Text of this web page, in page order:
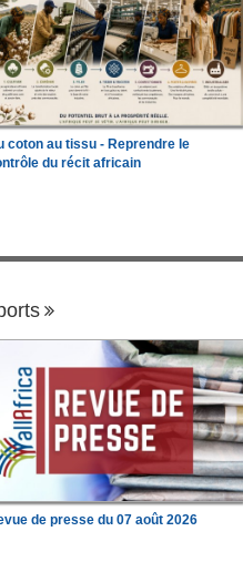
coton au tissu - Reprendre le
du récit africain
de presse du 07 août 2026